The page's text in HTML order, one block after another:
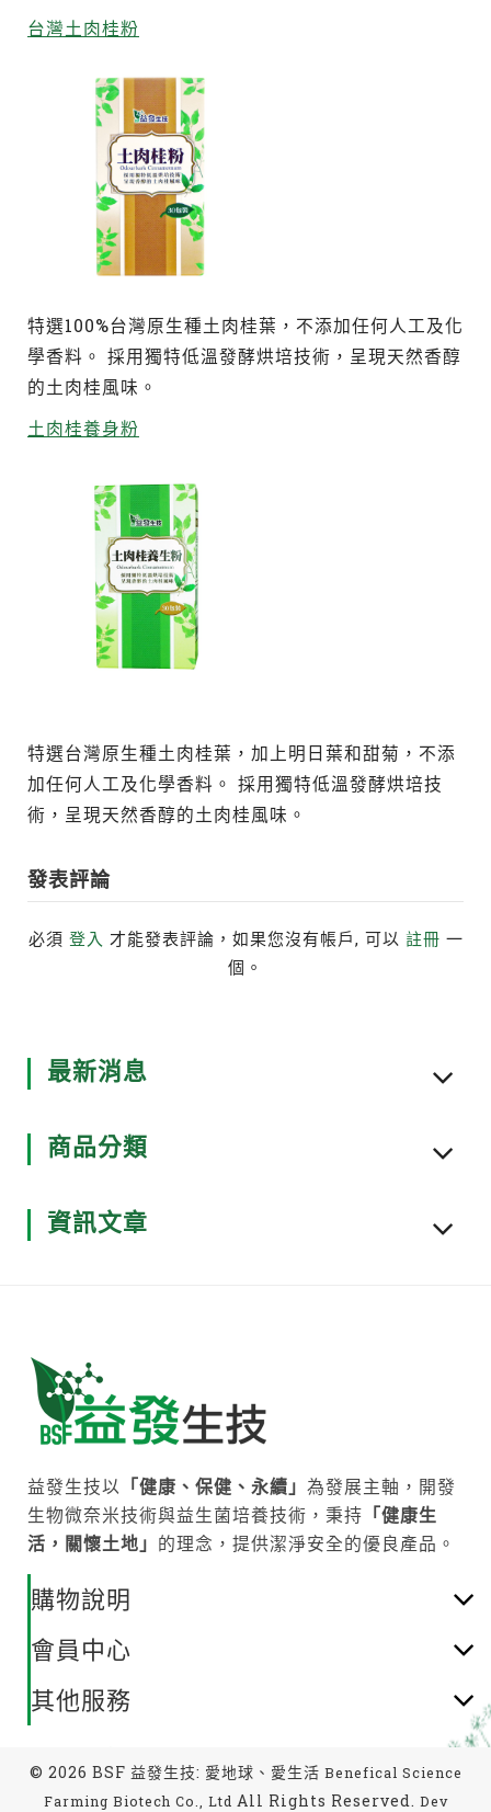
台灣土肉桂粉
特選100%台灣原生種土肉桂葉，不添加任何人工及化
學香料。 採用獨特低溫發酵烘培技術，呈現天然香醇
的土肉桂風味。
土肉桂養身粉
特選台灣原生種土肉桂葉，加上明日葉和甜菊，不添
加任何人工及化學香料。 採用獨特低溫發酵烘培技
術，呈現天然香醇的土肉桂風味。
發表評論
必須 登入 才能發表評論，如果您沒有帳戶, 可以 註冊 一
個。
最新消息
商品分類
資訊文章
益發生技以 「健康、保健、永續」 為發展主軸，開發
生物微奈米技術與益生菌培養技術，秉持 「健康生
活，關懷土地」 的理念，提供潔淨安全的優良產品。
購物說明
會員中心
其他服務
© 2026 BSF 益發生技: 愛地球、愛生活 Benefical Science
Farming Biotech Co., Ltd All Rights Reserved. Dev